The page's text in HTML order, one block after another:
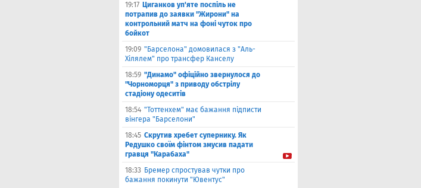
19:17 Циганков уп'яте поспіль не
потрапив до заявки "Жирони" на
контрольний матч на фоні чуток про
бойкот
19:09 "Барселона" домовилася з "Аль-
Хілялем" про трансфер Канселу
18:59 "Динамо" офіційно звернулося до
"Чорноморця" з приводу обстрілу
стадіону одеситів
18:54 "Тоттенхем" має бажання підписти
вінгера "Барселони"
18:45 Скрутив хребет супернику. Як
Редушко своїм фінтом змусив падати
гравця "Карабаха"
18:33 Бремер спростував чутки про
бажання покинути "Ювентус"